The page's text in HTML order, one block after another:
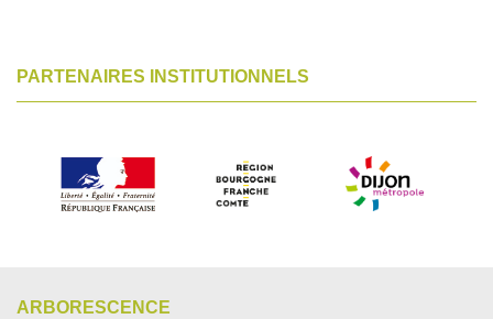
PARTENAIRES INSTITUTIONNELS
ARBORESCENCE